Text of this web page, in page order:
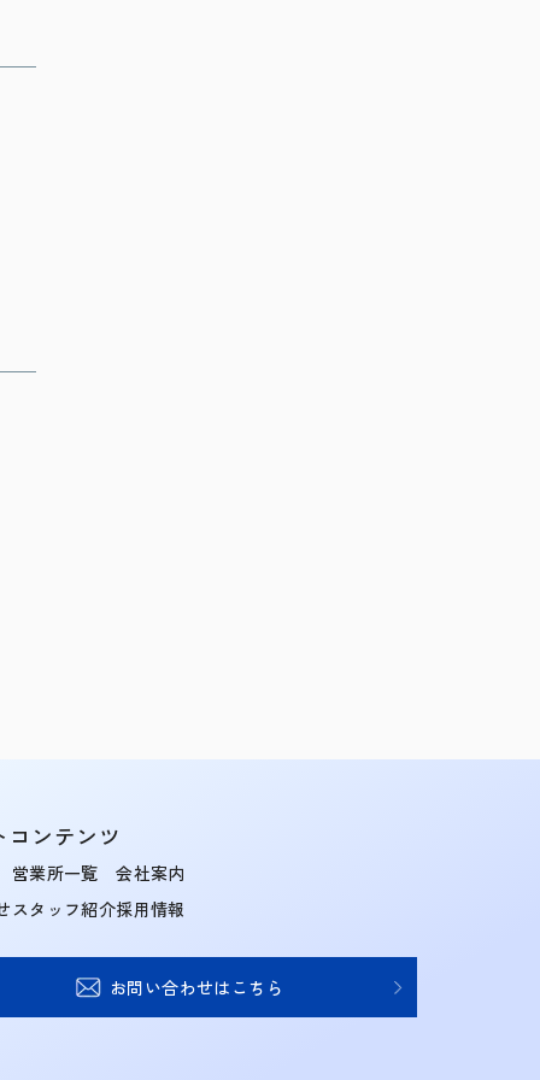
コンテンツ
営業所一覧
スタッフ紹介
会社案内
採用情報
お問い合わせはこちら